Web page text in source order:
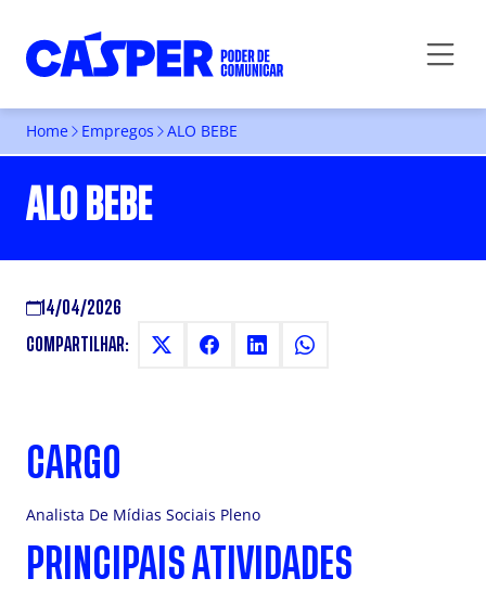
Home Empregos ALO BEBE
ALO BEBE
14/04/2026
COMPARTILHAR:
CARGO
Analista De Mídias Sociais Pleno
PRINCIPAIS ATIVIDADES